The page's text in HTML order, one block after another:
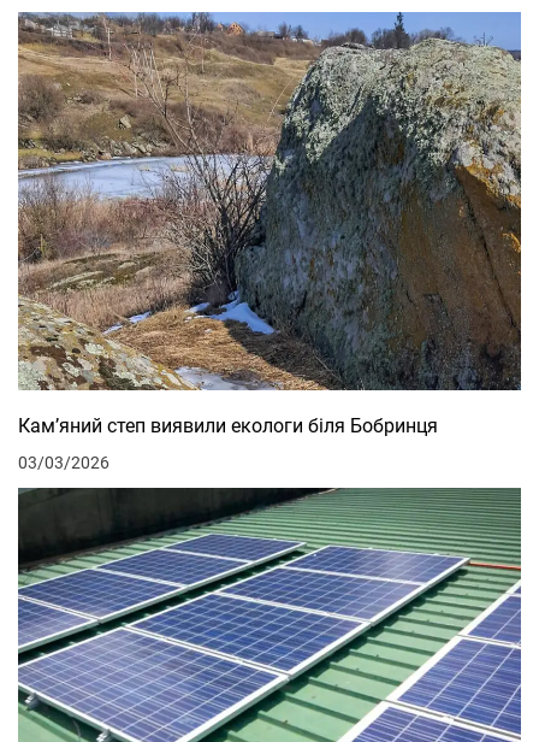
Кам’яний степ виявили екологи біля Бобринця
03/03/2026